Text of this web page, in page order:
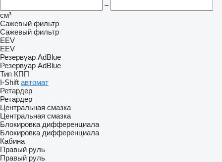
–
см³
Сажевый фильтр
Сажевый фильтр
EEV
EEV
Резервуар AdBlue
Резервуар AdBlue
Тип КПП
I-Shift автомат
Ретардер
Ретардер
Центральная смазка
Центральная смазка
Блокировка дифференциала
Блокировка дифференциала
Кабина
Правый руль
Правый руль